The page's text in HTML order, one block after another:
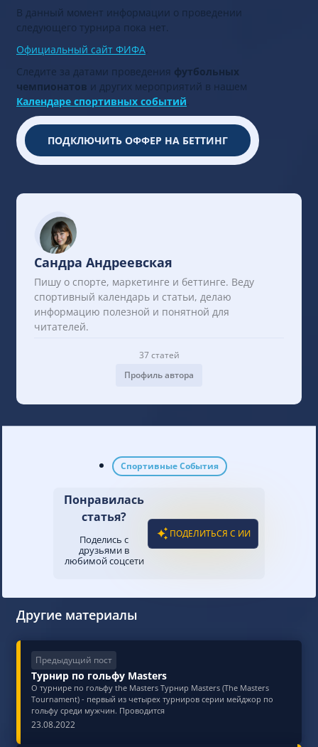
В данный момент информации о проведении
следующего турнира пока нет.
Официальный сайт ФИФА.
Следите за датами проведения футбольных
чемпионатов и других мероприятий в нашем
Календаре спортивных событий.
ПОДКЛЮЧИТЬ ОФФЕР НА БЕТТИНГ
Сандра Андреевская
Пишу о спорте, маркетинге и беттинге. Веду
спортивный календарь и статьи, делаю
информацию полезной и понятной для
читателей.
37 статей
Профиль автора
Спортивные События
Понравилась
статья?
Поделись с
друзьями в
любимой соцсети
ПОДЕЛИТЬСЯ С ИИ
Другие материалы
Предыдущий пост
Турнир по гольфу Masters
О турнире по гольфу the Masters Турнир Masters (The Masters
Tournament) - первый из четырех турниров серии мейджор по
гольфу среди мужчин. Проводится
23.08.2022